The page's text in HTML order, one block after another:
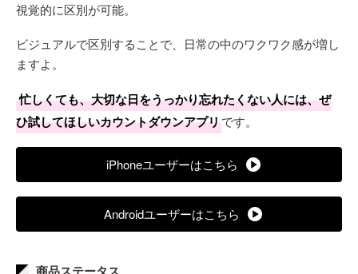
視覚的に区別が可能。
ビジュアルで区別することで、日常の中のワクワク感が増し
ますよ。
忙しくても、大切な日をうっかり忘れたくない人には、ぜ
ひ試してほしいカウントダウンアプリです。
iPhoneユーザーはこちら
Androidユーザーはこちら